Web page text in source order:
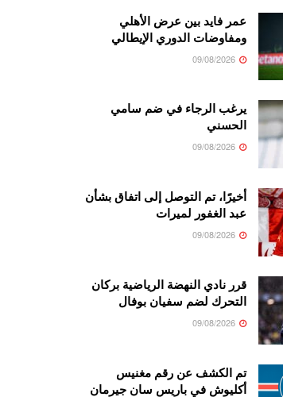
عمر فايد بين عرض الأهلي
ومفاوضات الدوري الإيطالي
يرغب الرجاء في ضم سامي
الحسني
أخيرًا، تم التوصل إلى اتفاق بشأن
عبد الغفور لميرات
قرر نادي النهضة الرياضية بركان
التحرك لضم سفيان بوفال
تم الكشف عن رقم مغنيس
أكليوش في باريس سان جيرمان